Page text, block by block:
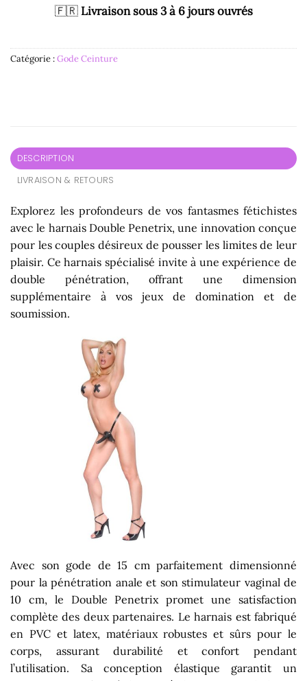
🇫🇷 Livraison sous 3 à 6 jours ouvrés
Catégorie :Gode Ceinture
DESCRIPTION
LIVRAISON & RETOURS
Explorez les profondeurs de vos fantasmes fétichistes
avec le harnais Double Penetrix, une innovation conçue
pour les couples désireux de pousser les limites de leur
plaisir. Ce harnais spécialisé invite à une expérience de
double pénétration, offrant une dimension
supplémentaire à vos jeux de domination et de
soumission.
Avec son gode de 15 cm parfaitement dimensionné
pour la pénétration anale et son stimulateur vaginal de
10 cm, le Double Penetrix promet une satisfaction
complète des deux partenaires. Le harnais est fabriqué
en PVC et latex, matériaux robustes et sûrs pour le
corps, assurant durabilité et confort pendant
l’utilisation. Sa conception élastique garantit un